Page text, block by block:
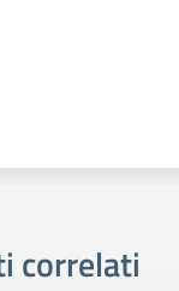
correlati